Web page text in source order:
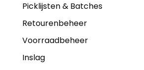
Picklijsten & Batches
Retourenbeheer
Voorraadbeheer
Inslag